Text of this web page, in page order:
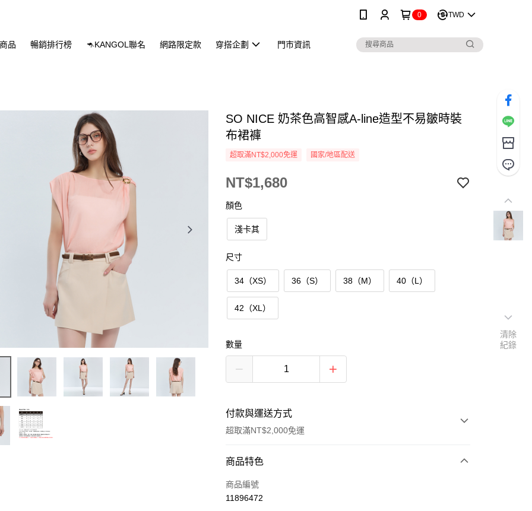
0 TWD
品 暢銷排行榜 🦘KANGOL聯名 網路限定款 穿搭企劃 門市資訊
SO NICE 奶茶色高智感A-line造型不易皺時裝
布裙褲
超取滿NT$2,000免運 國家/地區配送
NT$1,680
顏色
淺卡其
尺寸
34（XS） 36（S） 38（M） 40（L）
42（XL）
數量
付款與運送方式
超取滿NT$2,000免運
付款方式
信用卡一次付款
商品特色
商品編號
11896472
清除
紀錄